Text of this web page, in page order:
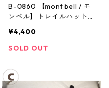
B-0860 【mont bell / モ
ンベル】トレイルハット：
ハット Men's ブラック Lサ
イズ
¥4,400
SOLD OUT